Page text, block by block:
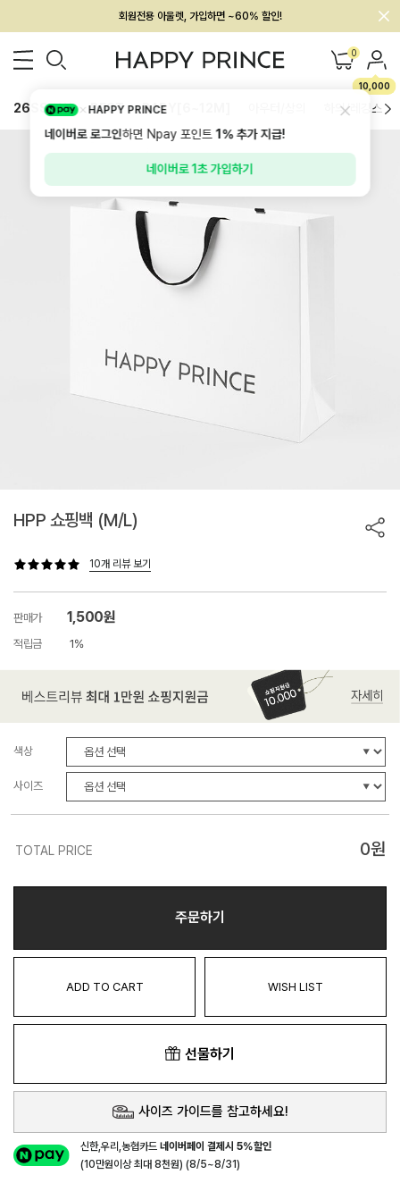
회원전용 아울렛, 가입하면 ~60% 할인!
멤버십 최대 28,000원 혜택 0
10,000
26SS 신상 BEST BABY[6~12M] 하의/레깅스
HPP 쇼핑백 (M/L)
10개 리뷰 보기
판매가 1,500원
적립금 1%
색상
사이즈
TOTAL PRICE 0원
주문하기
ADD TO CART WISH LIST
선물하기
사이즈 가이드를 참고하세요!
신한,우리,농협카드네이버페이 결제시 5%할인
(10만원이상 최대 8천원) (8/5~8/31)
HAPPY PRINCE
네이버로 로그인하면 Npay 포인트1%추가 지급!
네이버로 1초 가입하기